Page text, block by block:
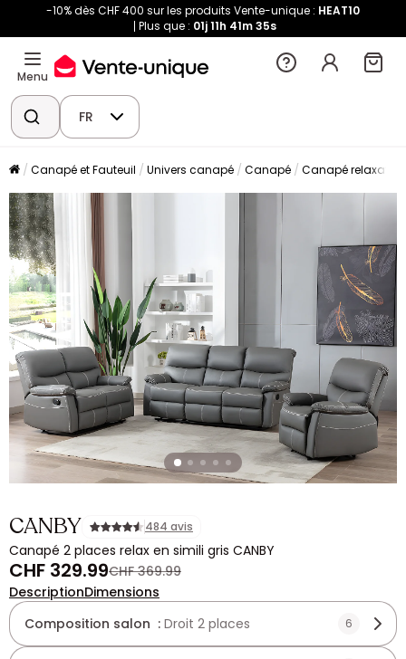
-10% dès CHF 400 sur les produits Vente-unique : HEAT10
Plus que : 01j 11h 41m 34s
Menu
FR
Canapé et Fauteuil Univers canapé Canapé Canapé relaxation
CANBY 484 avis
Canapé 2 places relax en simili gris CANBY
CHF 329.99CHF 369.99
DescriptionDimensions
Composition salon : Droit 2 places 6